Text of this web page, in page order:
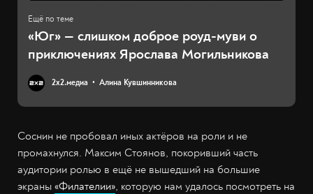
«Юг» — слишком доброе роуд-муви о
приключениях Ярослава Могильникова
2х2.медиа Алина Кувшинникова
Соснин не пробовал иных актёров на роли и не
промахнулся. Максим Стоянов, покоривший часть
аудитории ролью в ещё не вышедший на большие
экраны «Филателии», которую нам удалось посмотреть на